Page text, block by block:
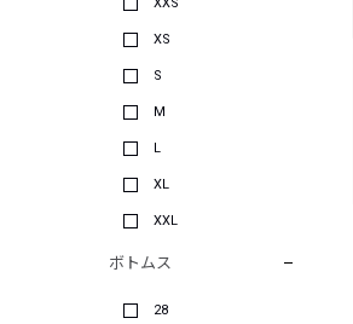
XS
S
M
L
XL
XXL
ボトムス
28